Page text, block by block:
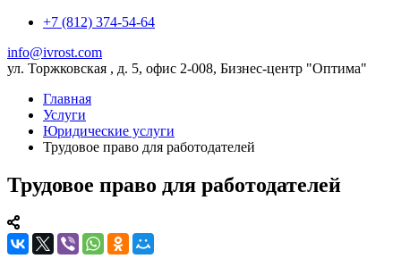
+7 (812) 374-54-64
info@ivrost.com
ул. Торжковская , д. 5, офис 2-008, Бизнес-центр "Оптима"
Главная
Услуги
Юридические услуги
Трудовое право для работодателей
Трудовое право для работодателей